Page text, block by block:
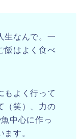
生なんで。一
飯はよく食べ
よく行って
（笑）、力の
中心に作っ
す。